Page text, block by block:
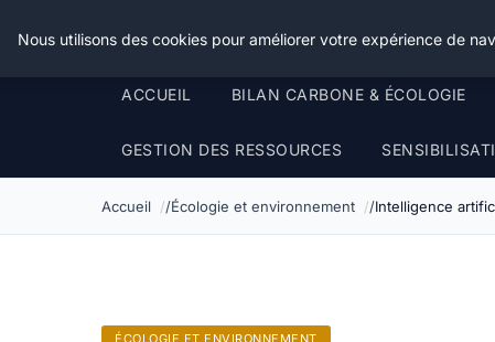
Happy Calyx Farmer
ACCUEIL BILAN CARBONE & ÉCOLOGIE
GESTION DES RESSOURCES
Accueil Écologie et environnement Intelligence
ÉCOLOGIE ET ENVIRONNEMENT
Nous utilisons des cookies pour améliorer votre expérience de